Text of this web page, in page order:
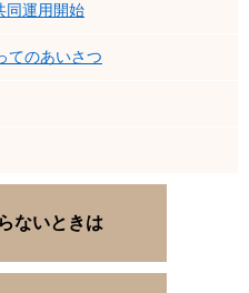
同運用開始
てのあいさつ
ないときは